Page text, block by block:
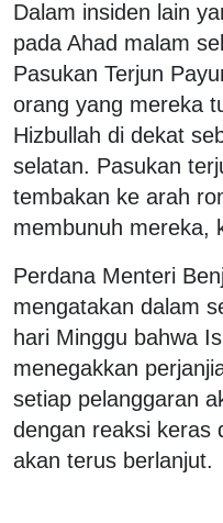
Dalam insiden lain
pada Ahad malam
Pasukan Terjun
orang yang mereka
Hizbullah di dekat
selatan. Pasukan
tembakan ke arah
membunuh mereka,
Perdana Menteri
mengatakan dalam
hari Minggu bahwa
menegakkan
setiap pelanggaran
dengan reaksi keras
akan terus berlanjut.